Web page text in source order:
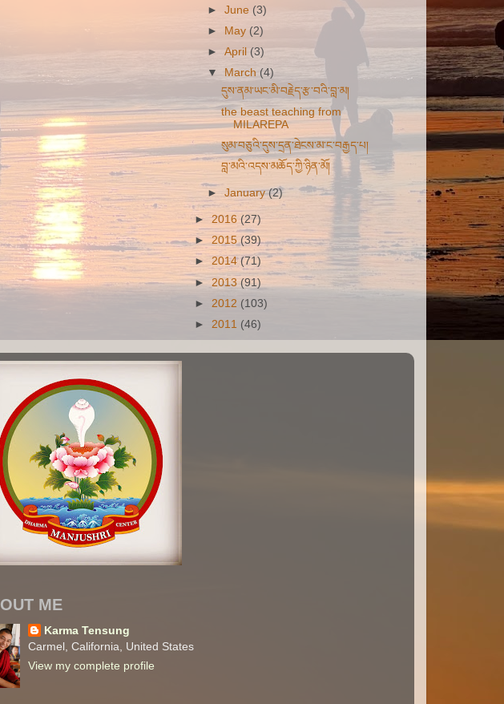
►June (3)
►
May(2)
►April (3)
▼
March (4)
དུས་ནམ་ཡང་མི་བརྗེད་རྩ་བའི་བླ་མ།
the beast teaching from
MILAREPA
སུམ་བཅུའི་དུས་དྲན་ཐེངས་མ་ང་བརྒྱད་པ།
བླ་མའི་འདས་མཆོད་ཀྱི་ཉིན་མོ།
►January(2)
►2016 (27)
► 2015(39)
► 2014(71)
► 2013(91)
► 2012 (103)
► 2011 (46)
ME
Karma Tensung
Carmel, California, United States
View my complete profile